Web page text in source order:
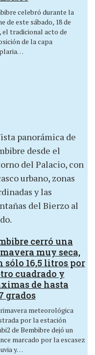
celebró durante la
de este sábado, 18 de
el tradicional acto de
de la capa
cerró una
muy seca,
sólo 16,5 litros por
cuadrado y
de hasta
grados
meteorológica
por la estación
de Bembibre dejó un
marcado por la escasez
y…